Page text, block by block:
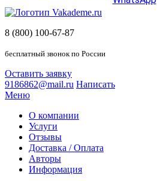
8 (800) 100-67-87
бесплатный звонок по России
Оставить заявку
9186862@mail.ru Написать
Меню
О компании
Услуги
Отзывы
Доставка / Оплата
Авторы
Информация